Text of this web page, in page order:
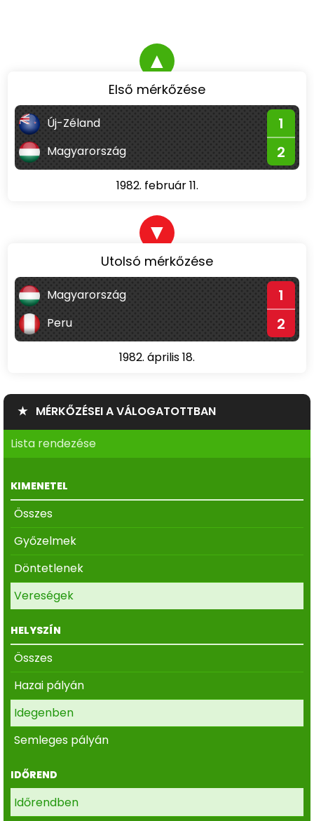
▲
Első mérkőzése
Új-Zéland 1
Magyarország 2
1982. február 11.
▼
Utolsó mérkőzése
Magyarország 1
Peru 2
1982. április 18.
★ MÉRKŐZÉSEI A VÁLOGATOTTBAN
Lista rendezése
KIMENETEL
Összes
Győzelmek
Döntetlenek
Vereségek
HELYSZÍN
Összes
Hazai pályán
Idegenben
Semleges pályán
IDŐREND
Időrendben